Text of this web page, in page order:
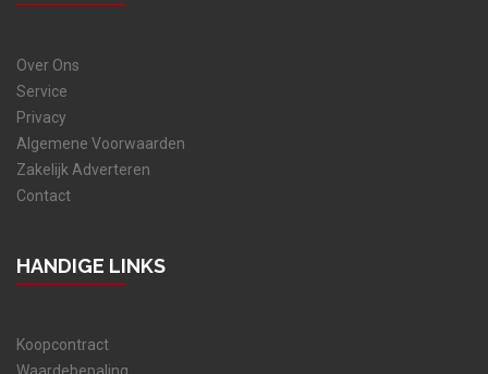
Over Ons
Service
Privacy
Algemene Voorwaarden
Zakelijk Adverteren
Contact
HANDIGE LINKS
Koopcontract